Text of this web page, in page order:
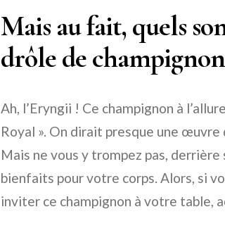
Mais au fait, quels
drôle de
Ah, l’Eryngii ! Ce champignon à
Royal ». On dirait presque une œuvre
Mais ne vous y trompez pas,
bienfaits pour votre corps. Alors, si
inviter ce champignon à votre table,